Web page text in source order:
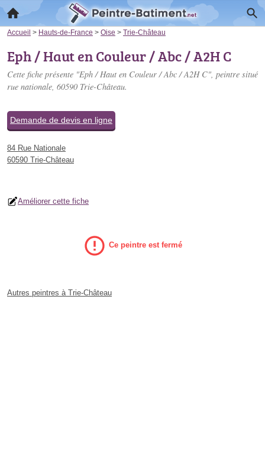
Accueil > Hauts-de-France > Oise > Trie-Château
Eph / Haut en Couleur / Abc / A2H C
Cette fiche présente "Eph / Haut en Couleur / Abc / A2H C", peintre situé
rue nationale, 60590 Trie-Château.
Demande de devis en ligne
84 Rue Nationale
60590 Trie-Château
Améliorer cette fiche
Ce peintre est fermé
Autres peintres à Trie-Château